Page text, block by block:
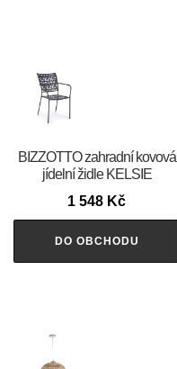
BIZZOTTO zahradní kovová
jídelní židle KELSIE
1 548 Kč
DO OBCHODU